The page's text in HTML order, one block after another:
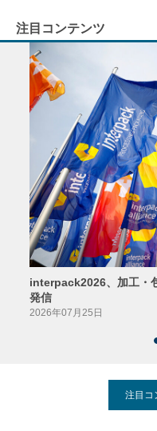
注目コンテンツ
interpack2026、加工・
発信
2026年07月25日
注目コ